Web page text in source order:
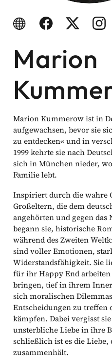
Facebook
Instagram
Twitter
Komödien
WebsiteFacebookTwitter
Marion
Marion Kummerow ist in
aufgewachsen, bevor sie
zu entdecken« und in
1999 kehrte sie nach
sich in München nieder,
Familie lebt.
Inspiriert durch die wahre
Großeltern, die dem
angehörten und gegen
begann sie, historische
während des Zweiten
sind voller Emotionen,
Widerstandsfähigkeit. Sie
für ihr Happy End arbeiten
bringen, tief in ihrem
sich moralischen
Entscheidungen zu treffen
kämpfen. Dabei vergisst
unsterbliche Liebe in ihre
schließlich ist es die Liebe,
zusammenhält.